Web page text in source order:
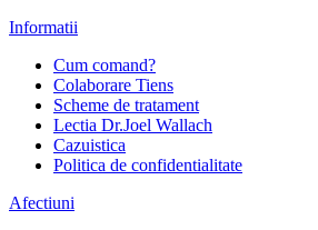
Informatii
Cum comand?
Colaborare Tiens
Scheme de tratament
Lectia Dr.Joel Wallach
Cazuistica
Politica de confidentialitate
Afectiuni